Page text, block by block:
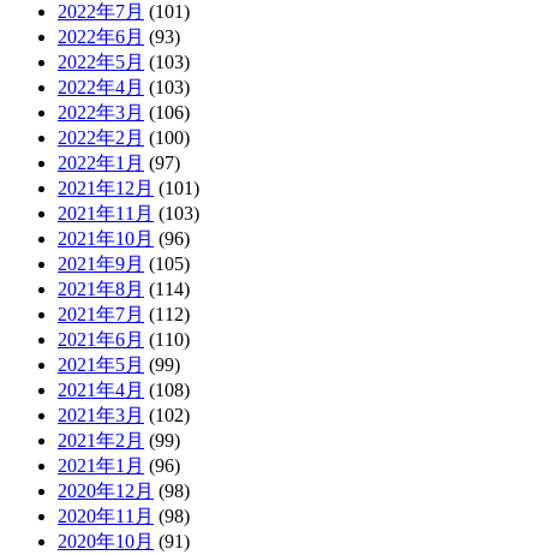
2022年7月 (101)
2022年6月 (93)
2022年5月 (103)
2022年4月 (103)
2022年3月 (106)
2022年2月 (100)
2022年1月 (97)
2021年12月 (101)
2021年11月 (103)
2021年10月 (96)
2021年9月 (105)
2021年8月 (114)
2021年7月 (112)
2021年6月 (110)
2021年5月 (99)
2021年4月 (108)
2021年3月 (102)
2021年2月 (99)
2021年1月 (96)
2020年12月 (98)
2020年11月 (98)
2020年10月 (91)